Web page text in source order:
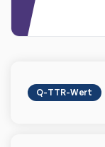
Q-TTR-Wert